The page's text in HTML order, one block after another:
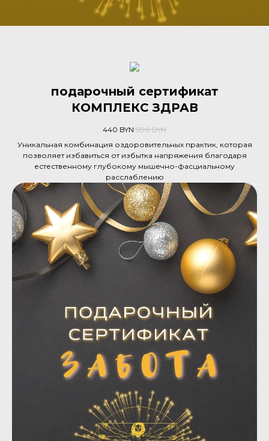
подарочный сертификат
КОМПЛЕКС ЗДРАВ
440 BYN 500 BYN
Уникальная комбинация оздоровительных практик, которая
позволяет избавиться от избытка напряжения благодаря
естественному глубокому мышечно-фасциальному
расслаблению